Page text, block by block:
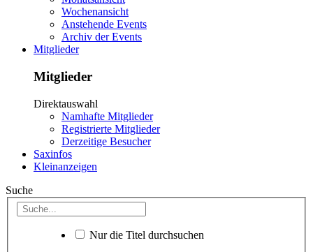
Wochenansicht
Anstehende Events
Archiv der Events
Mitglieder
Mitglieder
Direktauswahl
Namhafte Mitglieder
Registrierte Mitglieder
Derzeitige Besucher
Saxinfos
Kleinanzeigen
Suche
Nur die Titel durchsuchen